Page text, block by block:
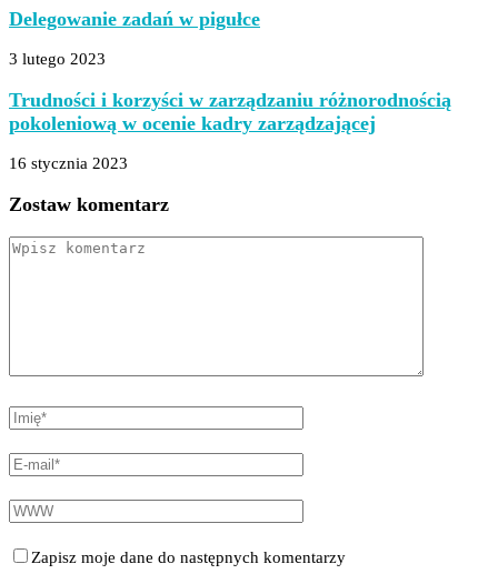
Delegowanie zadań w pigułce
3 lutego 2023
Trudności i korzyści w zarządzaniu różnorodnością
pokoleniową w ocenie kadry zarządzającej
16 stycznia 2023
Zostaw komentarz
Zapisz moje dane do następnych komentarzy